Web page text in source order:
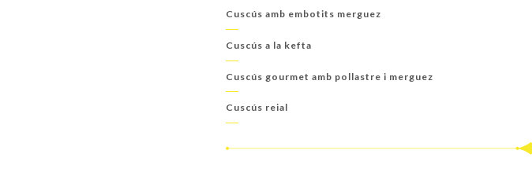
Cuscús amb embotits merguez
Cuscús a la kefta
Cuscús gourmet amb pollastre i merguez
Cuscús reial